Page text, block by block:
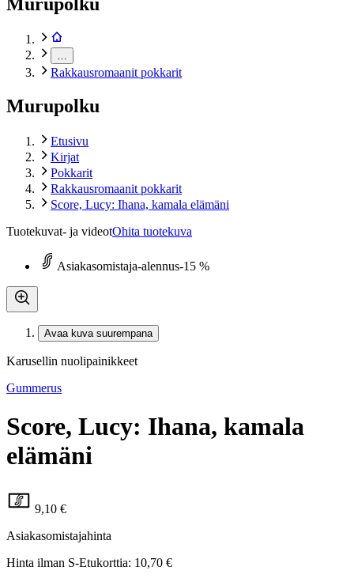
Rakkausromaanit pokkarit
Murupolku
Etusivu
Kirjat
Pokkarit
Rakkausromaanit pokkarit
Score, Lucy: Ihana, kamala elämäni
Tuotekuvat- ja videotOhita tuotekuva
Asiakasomistaja-alennus-15 %
Avaa kuva suurempana
Karusellin nuolipainikkeet
Gummerus
Score, Lucy: Ihana, kamala
elämäni
9,10 €
Asiakasomistajahinta
Hinta ilman S-Etukorttia: 10,70 €